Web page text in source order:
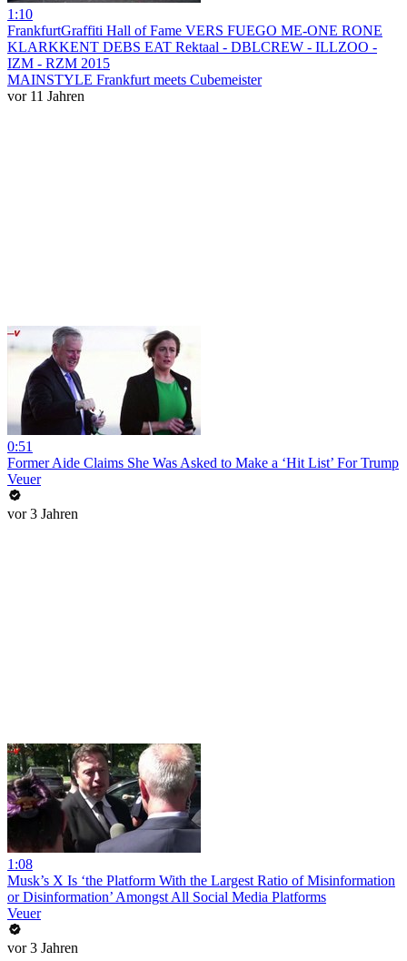
1:10
FrankfurtGraffiti Hall of Fame VERS FUEGO ME-ONE RONE
KLARKKENT DEBS EAT Rektaal - DBLCREW - ILLZOO -
IZM - RZM 2015
MAINSTYLE Frankfurt meets Cubemeister
vor 11 Jahren
0:51
Former Aide Claims She Was Asked to Make a ‘Hit List’ For Trump
Veuer
vor 3 Jahren
1:08
Musk’s X Is ‘the Platform With the Largest Ratio of Misinformation
or Disinformation’ Amongst All Social Media Platforms
Veuer
vor 3 Jahren